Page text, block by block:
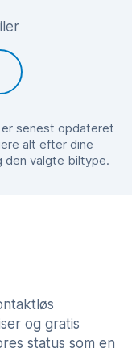
senest opdateret
alt efter dine
den valgte biltype.
og gratis
status som en